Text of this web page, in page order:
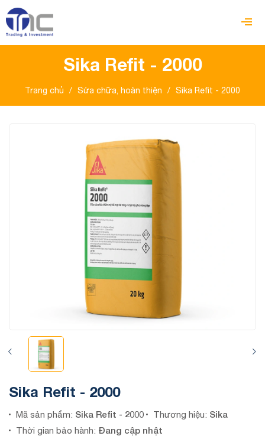
Sika Refit - 2000
Trang chủ / Sửa chữa, hoàn thiện / Sika Refit - 2000
Sika Refit - 2000
Mã sản phẩm: Sika Refit - 2000 Thương hiệu: Sika
Thời gian bảo hành: Đang cập nhật